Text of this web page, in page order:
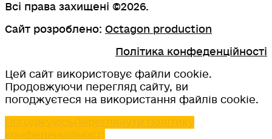
Всі права захищені ©2026.
Сайт розроблено: Octagon production
Політика конфеденційності
Цей сайт використовує файли cookie.
Продовжуючи перегляд сайту, ви
погоджуєтеся на використання файлів cookie.